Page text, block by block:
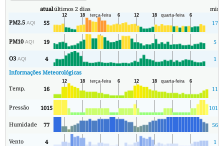
atualúltimos 2 dias min
PM2.5AQI 55 17
PM10AQI 19 5
O3AQI 4
1
Informações Meteorológicas
Temp. 16 11
Pressão 1015 1013
Humidade 77 56
Vento 4 1